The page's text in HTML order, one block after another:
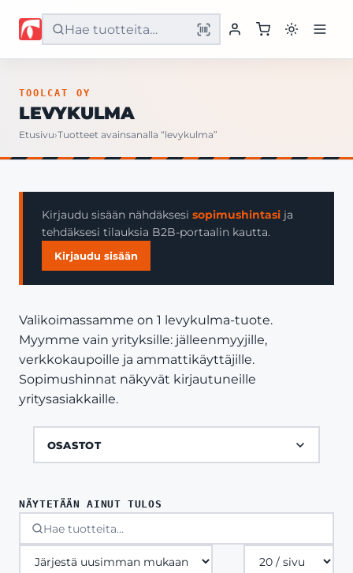
Etusivu
Yritys
Yhteystiedot
TOOLCAT OY
LEVYKULMA
Etusivu›Tuotteet avainsanalla “levykulma”
Kirjaudu sisään nähdäksesi sopimushintasi ja
tehdäksesi tilauksia B2B-portaalin kautta.
Kirjaudu sisään
Valikoimassamme on 1 levykulma-tuote.
Myymme vain yrityksille: jälleenmyyjille,
verkkokaupoille ja ammattikäyttäjille.
Sopimushinnat näkyvät kirjautuneille
yritysasiakkaille.
OSASTOT
NÄYTETÄÄN AINUT TULOS
Tuotteita